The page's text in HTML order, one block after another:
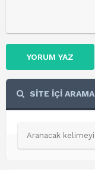
YORUM YAZ
SİTE İÇİ ARAMA